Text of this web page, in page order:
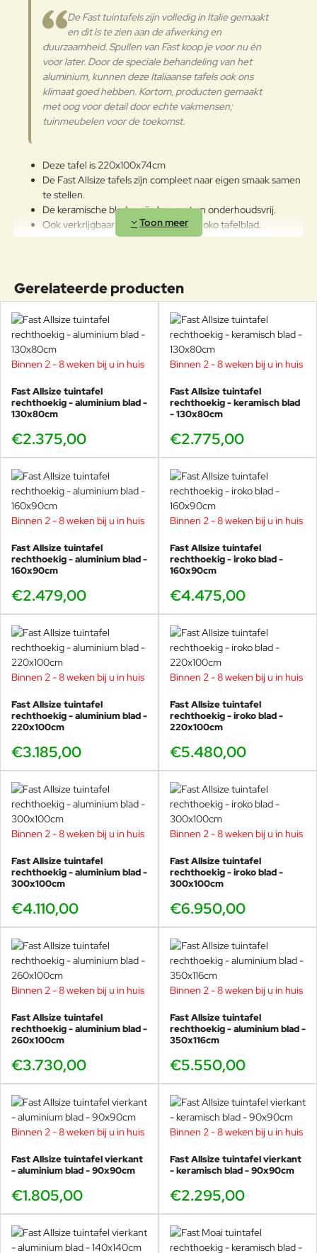
Aluminium
oppervlakken met een zachte doek
en met water of neutrale
reinigingsmiddelen te reinigen. De
langdurige en continue
blootstelling aan intense uv-
straling of aan erg lage
temperaturen kunnen de originele
eigenschappen van de mooie
om de producten wanneer ze
lange tijd niet gebruikt worden of
in de winter te reinigen en op een
De Fast tuintafels zijn volledig in Italie gemaakt
en dit is te zien aan de afwerking en
duurzaamheid. Spullen van Fast koop je voor nu én
voor later. Door de speciale behandeling van het
aluminium, kunnen deze Italiaanse tafels ook ons
klimaat goed hebben. Kortom, producten gemaakt
met oog voor detail door echte vakmensen;
tuinmeubelen voor de toekomst.
Deze tafel is 220x100x74cm
De Fast Allsize tafels zijn compleet naar eigen smaak samen
te stellen.
De keramische bladen zijn krasvast en onderhoudsvrij.
Ook verkrijgbaar met aluminium en Iroko tafelblad.
Verkrijgbaar in 11 afmetingen en 16 kleuren.
Geschikt voor vele jaren buitenplezier!
Kom de Fast Allsize collectie bewonderen bij
Veurst, alle kleuren staan in de Veurst
showroom! Kom langs en maak uw eigen te
gekke kleurencombinatie. In onze winkel hebben we
alle materialen en kleuren liggen.
Alberto Lievore
Alberto Lievore (Buenos Aires, 1948) studeerde af als architect
aan de Universiteit van Buenos Aires. Hij verhuisde in 1976 naar
Barcelona, ​​waar hij zijn ontwerpactiviteiten ontwikkelde en zich
richtte op een breed scala aan sectoren. Samen met Jorge Pensi
creëerde hij het SIDI-platform om de waarde van Spaans design te
De werken van Alberto Lievore in de meubelsector zijn de werken
waar hij het meest bekend om is, zowel in Europa als in Amerika en
beloond met prestigieuze nationale en internationale prijzen. Om
er maar een paar te noemen: “Premio Nacional de Diseño” (1999),
“Iconic Awards” (2015), “iF Gold Award” (2015), “ADI Index” (2015)
en “Compasso d'oro” (2016) .
Vooral zijn samenwerking met Italiaanse bedrijven bloeit, en omvat
zowel strategisch advies als merk- en productcommunicatie. Hij
geeft cursussen en workshops aan universiteiten, vooral in
Barcelona. Zijn aanpak richt zich op het verkleinen van de
subjectiviteit van de ontwerper bij het observeren van de
geest te ontwikkelen.
Gerelateerde producten
Binnen 2 - 8 weken bij u in huis
Fast Allsize tuintafel
rechthoekig - aluminium blad -
130x80cm
€2.375,00
Binnen 2 - 8 weken bij u in huis
Fast Allsize tuintafel
rechthoekig - keramisch blad
- 130x80cm
€2.775,00
Binnen 2 - 8 weken bij u in huis
Fast Allsize tuintafel
rechthoekig - aluminium blad -
160x90cm
€2.479,00
Binnen 2 - 8 weken bij u in huis
Fast Allsize tuintafel
rechthoekig - iroko blad -
160x90cm
€4.475,00
Binnen 2 - 8 weken bij u in huis
Fast Allsize tuintafel
rechthoekig - aluminium blad -
220x100cm
€3.185,00
Binnen 2 - 8 weken bij u in huis
Fast Allsize tuintafel
rechthoekig - iroko blad -
220x100cm
€5.480,00
Binnen 2 - 8 weken bij u in huis
Fast Allsize tuintafel
rechthoekig - aluminium blad -
300x100cm
€4.110,00
Binnen 2 - 8 weken bij u in huis
Fast Allsize tuintafel
rechthoekig - iroko blad -
300x100cm
€6.950,00
Binnen 2 - 8 weken bij u in huis
Fast Allsize tuintafel
rechthoekig - aluminium blad -
260x100cm
€3.730,00
Binnen 2 - 8 weken bij u in huis
Fast Allsize tuintafel
rechthoekig - aluminium blad -
350x116cm
€5.550,00
Binnen 2 - 8 weken bij u in huis
Fast Allsize tuintafel vierkant
- aluminium blad - 90x90cm
€1.805,00
Binnen 2 - 8 weken bij u in huis
Fast Allsize tuintafel vierkant
- keramisch blad - 90x90cm
€2.295,00